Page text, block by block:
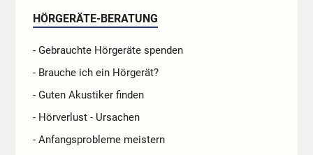
HÖRGERÄTE-BERATUNG
- Gebrauchte Hörgeräte spenden
- Brauche ich ein Hörgerät?
- Guten Akustiker finden
- Hörverlust - Ursachen
- Anfangsprobleme meistern